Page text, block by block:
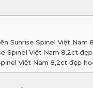
Sunrise Spinel Việt Nam
Spinel Việt Nam 8,2ct
Việt Nam 8,2ct đẹp